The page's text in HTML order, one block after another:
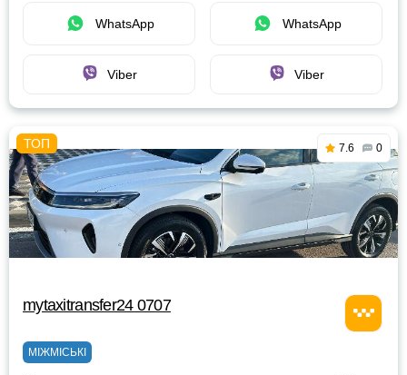
WhatsApp WhatsApp
Viber Viber
7.6 0
mytaxitransfer24 0707
МІЖМІСЬКІ